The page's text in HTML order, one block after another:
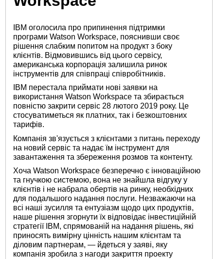
IBM оголосила про припинення підтримки
програми Watson Workspace, пояснивши своє
рішення слабким попитом на продукт з боку
клієнтів. Відмовившись від цього сервісу,
американська корпорація залишила ринок
інструментів для співпраці співробітників.
IBM перестала приймати нові заявки на
використання Watson Workspace та збирається
повністю закрити сервіс 28 лютого 2019 року. Це
стосуватиметься як платних, так і безкоштовних
тарифів.
Компанія зв'язується з клієнтами з питань переходу
на новий сервіс та надає їм інструмент для
завантаження та збереження розмов та контенту.
Хоча Watson Workspace безперечно є інноваційною
та гнучкою системою, вона не знайшла відгуку у
клієнтів і не набрала обертів на ринку, необхідних
для подальшого надання послуги. Незважаючи на
всі наші зусилля та ентузіазм щодо цих продуктів,
наше рішення згорнути їх відповідає інвестиційній
стратегії IBM, спрямованій на надання рішень, які
приносять вимірну цінність нашим клієнтам та
діловим партнерам, — йдеться у заяві, яку
компанія зробила з нагоди закриття проекту